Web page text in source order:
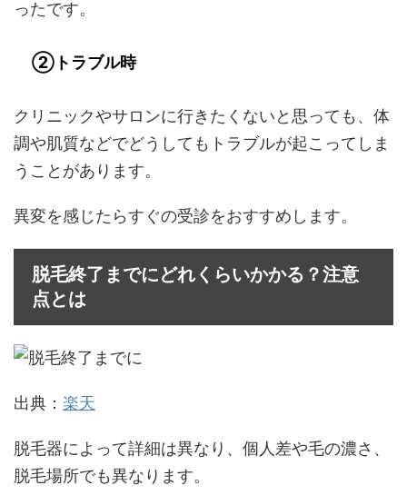
ったです。
②トラブル時
クリニックやサロンに行きたくないと思っても、体
調や肌質などでどうしてもトラブルが起こってしま
うことがあります。
異変を感じたらすぐの受診をおすすめします。
脱毛終了までにどれくらいかかる？注意
点とは
出典： 楽天
脱毛器によって詳細は異なり、個人差や毛の濃さ、
脱毛場所でも異なります。